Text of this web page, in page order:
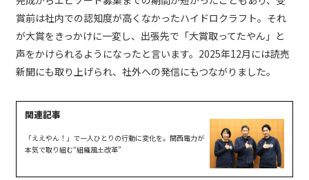
賞前は社内での認知度が高くなかったハイドロクラフト。それ
が大賞をきっかけに一変し、出張先で「大賞取ってたやん」と
声をかけられるようになったと言います。2025年12月には読売
新聞にも取り上げられ、社外への発信にもつながりました。
「ええやん！」で一人ひとりの行動に変化を。関西電力が
本気で取り組む“組織風土改革”